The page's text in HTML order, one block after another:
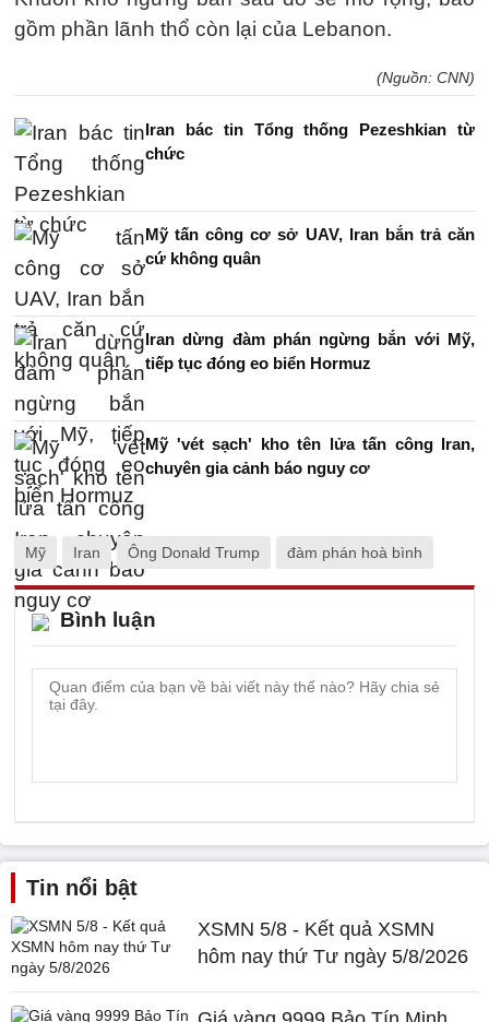
gồm phần lãnh thổ còn lại của Lebanon.
(Nguồn: CNN)
Iran bác tin Tổng thống Pezeshkian từ
chức
Mỹ tấn công cơ sở UAV, Iran bắn trả căn
cứ không quân
Iran dừng đàm phán ngừng bắn với Mỹ,
tiếp tục đóng eo biển Hormuz
Mỹ 'vét sạch' kho tên lửa tấn công Iran,
chuyên gia cảnh báo nguy cơ
Mỹ Iran Ông Donald Trump đàm phán hoà bình
Bình luận
Tin nổi bật
XSMN 5/8 - Kết quả XSMN
hôm nay thứ Tư ngày 5/8/2026